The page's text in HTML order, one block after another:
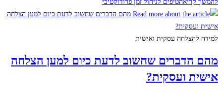
להמשך קריאהטיפים לניהול זמן פרודוקטיבי
למידה להצלחה עסקית ואישית
מהם הדברים שחשוב לדעת כיום למען הצלחה
אישית ועסקית?